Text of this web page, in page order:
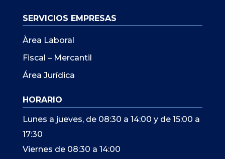
SERVICIOS EMPRESAS
Àrea Laboral
Fiscal – Mercantil
Área Jurídica
HORARIO
Lunes a jueves, de 08:30 a 14:00 y de 15:00 a
17:30
Viernes de 08:30 a 14:00